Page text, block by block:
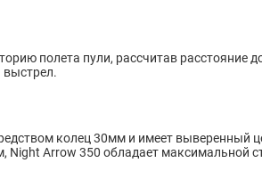
полета пули, рассчитав расстояние
выстрел.
колец 30мм и имеет выверенный
Night Arrow 350 обладает максимальной